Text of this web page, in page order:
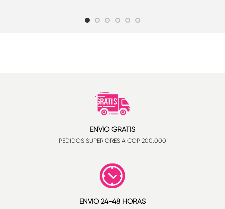
ENVÍO GRATIS
PEDIDOS SUPERIORES A COP 200.000
ENVÍO 24-48 HORAS